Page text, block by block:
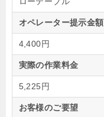
オペレーター提示金額
4,400円
実際の作業料金
5,225円
お客様のご要望